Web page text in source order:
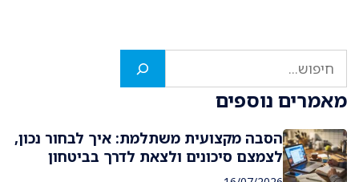
חיפוש
מאמרים נוספים
הסבה מקצועית משתלמת: איך לבחור נכון,
לצמצם סיכונים ולצאת לדרך בביטחון